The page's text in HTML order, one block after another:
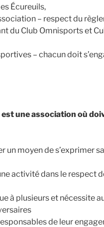
Écureuils,
– respect du
du Club Omnisports et
– chacun doit
est une association où
moyen de s’exprimer
activité dans le respect
à plusieurs et nécessite
de leur